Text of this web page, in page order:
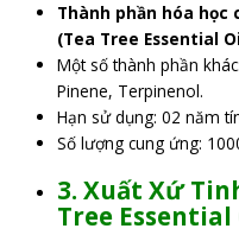
Thành phần hóa học
(Tea Tree Essential
Một số thành phần
Pinene, Terpinenol.
Hạn sử dụng: 02 năm
Số lượng cung ứng:
3. Xuất Xứ
Tree Essential